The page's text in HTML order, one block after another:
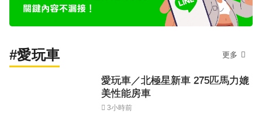
#愛玩車 更多
愛玩車／北極星新車 275匹馬力媲
美性能房車
3小時前